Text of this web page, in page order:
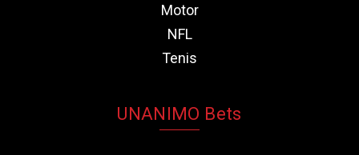
Motor
NFL
Tenis
UNANIMO Bets